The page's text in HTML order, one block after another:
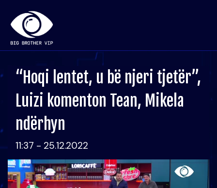
“Hoqi lentet, u bë njeri tjetër”,
Luizi komenton Tean, Mikela
ndërhyn
11:37 - 25.12.2022